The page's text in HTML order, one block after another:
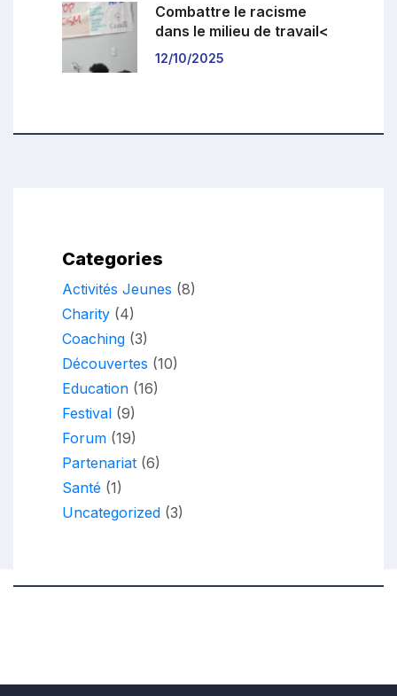
Combattre le racisme
dans le milieu de travail<
12/10/2025
Categories
Activités Jeunes (8)
Charity (4)
Coaching (3)
Découvertes (10)
Education (16)
Festival (9)
Forum (19)
Partenariat (6)
Santé (1)
Uncategorized (3)